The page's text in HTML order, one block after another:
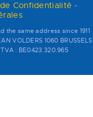
Confidentialité -
same address since 1911
VOLDERS 1060 BRUSSELS
: BE0423.320.965